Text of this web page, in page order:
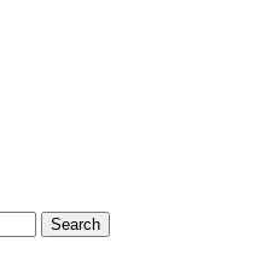
Search